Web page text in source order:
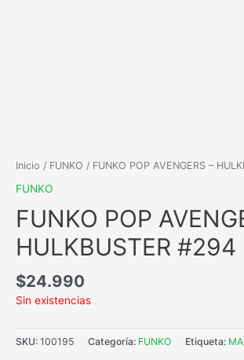
Inicio / FUNKO / FUNKO POP AVENGERS –
FUNKO
FUNKO POP
HULKBUSTER #294
$24.990
Sin existencias
SKU: 100195 Categoría: FUNKO Etiqueta: